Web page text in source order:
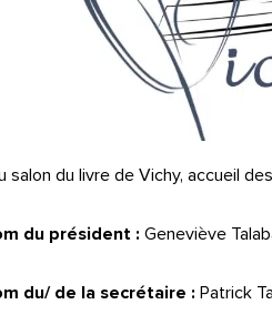
salon du livre de Vichy, accueil
du président : Geneviève
du/ de la secrétaire : Patrick